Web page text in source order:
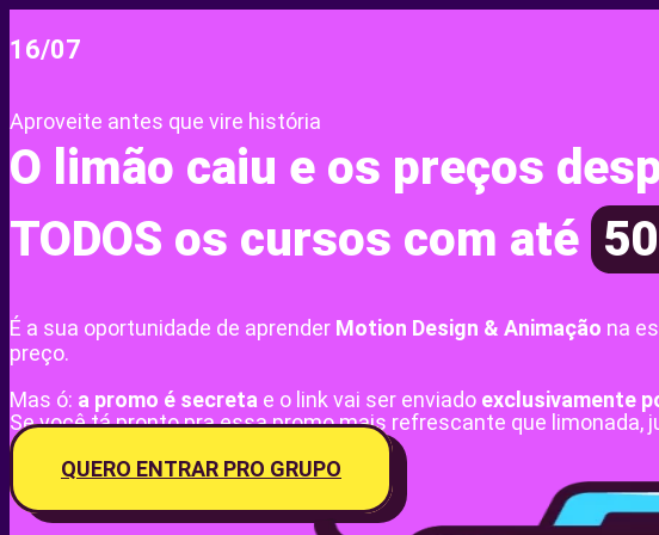
16/07
Aproveite antes que vire história
O limão caiu e os preços
TODOS os cursos com até
É a sua oportunidade de aprender Motion Design & Animação na
preço.
Mas ó: a promo é secreta e o link vai ser enviado exclusivamente
​​Se você tá pronto pra essa promo mais refrescante que limonada,
QUERO ENTRAR PRO GRUPO